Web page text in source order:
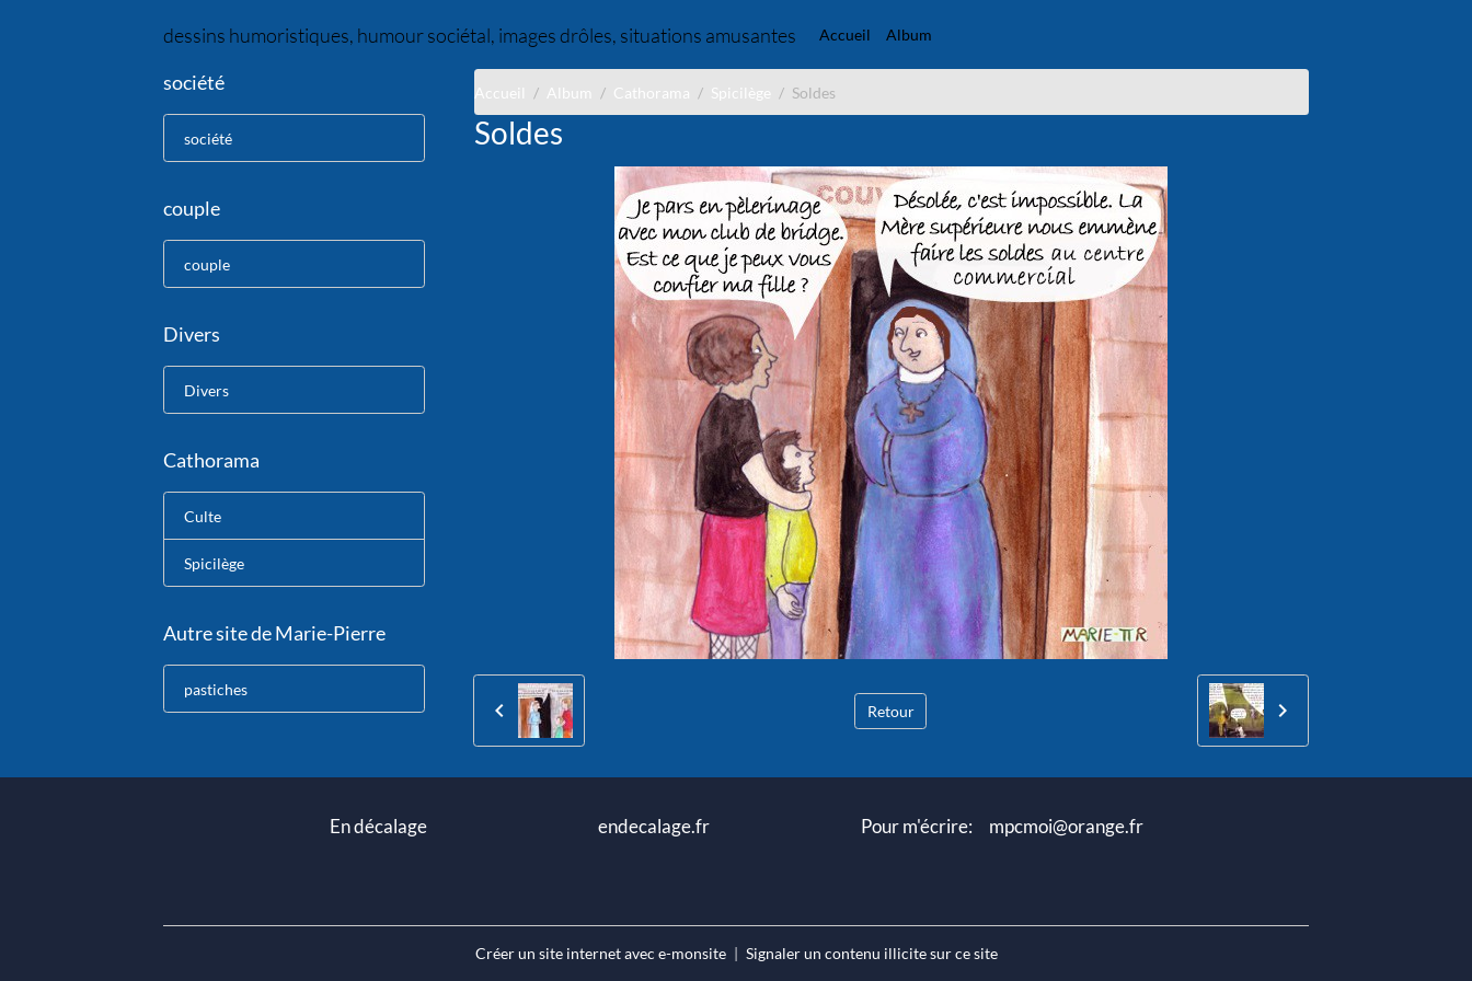
dessins humoristiques, humour sociétal, images drôles, situations amusantes Accueil Album
Accueil Album Cathorama Spicilège Soldes
Soldes
Retour
société
société
couple
couple
Divers
Divers
Cathorama
Culte
Spicilège
Autre site de Marie-Pierre
pastiches
En décalage endecalage.fr Pour m'écrire: mpcmoi@orange.fr
Créer un site internet avec e-monsite Signaler un contenu illicite sur ce site